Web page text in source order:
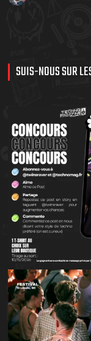
SUIS-NOUS SUR